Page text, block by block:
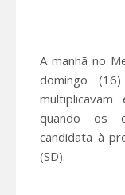
A manhã no
domingo
quando os
candidata à
(SD).